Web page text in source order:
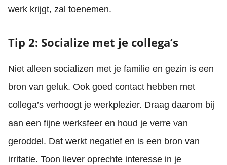
werk krijgt, zal toenemen.
Tip 2: Socialize met je collega’s
Niet alleen socializen met je familie en gezin is een
bron van geluk. Ook goed contact hebben met
collega’s verhoogt je werkplezier. Draag daarom bij
aan een fijne werksfeer en houd je verre van
geroddel. Dat werkt negatief en is een bron van
irritatie. Toon liever oprechte interesse in je